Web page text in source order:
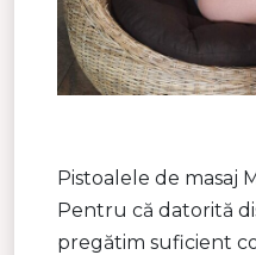
Pistoalele de masaj
Pentru că datorită
pregătim suficient